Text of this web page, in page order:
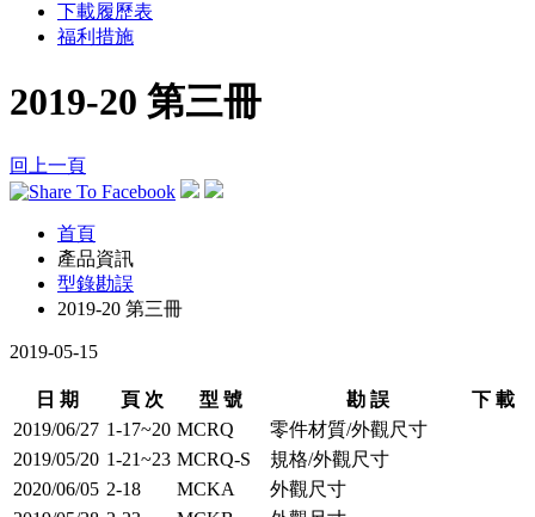
下載履歷表
福利措施
2019-20 第三冊
回上一頁
首頁
產品資訊
型錄勘誤
2019-20 第三冊
2019-05-15
日 期 頁 次 型 號 勘 誤
下 載
2019/06/27 1-17~20 MCRQ
零件材質/外觀尺寸
2019/05/20 1-21~23 MCRQ-S
規格/外觀尺寸
2020/06/05 2-18 MCKA
外觀尺寸